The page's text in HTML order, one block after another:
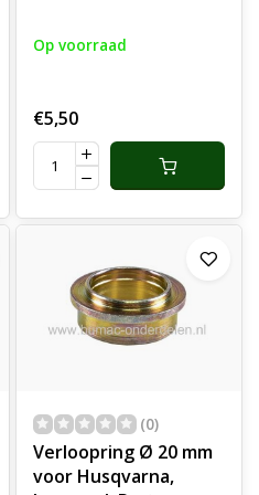
Trillingdemper,
Antivibratie Rubber,
Demper, Trilling,
Vibratie, Dempers,
Rubbers voor Ketting
Op voorraad
€5,50
(0)
Verloopring Ø 20 mm
voor Husqvarna,